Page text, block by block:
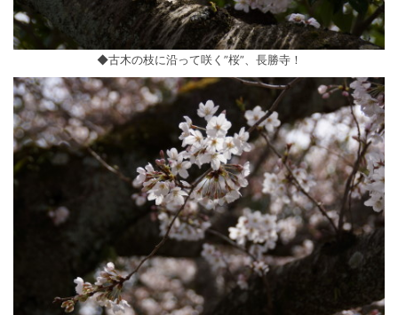
◆古木の枝に沿って咲く”桜”、長勝寺！